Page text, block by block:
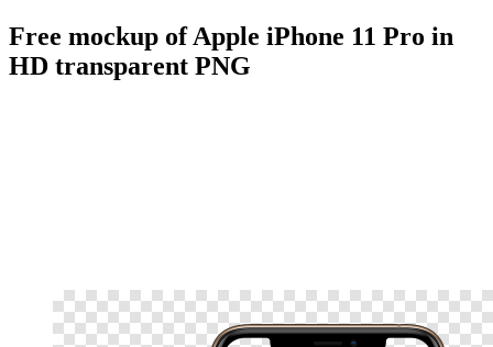
Free mockup of Apple iPhone 11 Pro in
HD transparent PNG